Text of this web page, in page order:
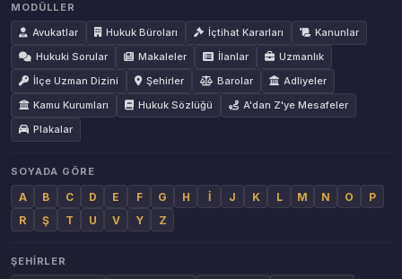
MODÜLLER
Avukatlar
Hukuk Büroları İçtihat Kararları
Kanunlar
Hukuki Sorular
Makaleler İlanlar
Uzmanlık
İlçe Uzman Dizini
Şehirler Barolar
Adliyeler
Kamu Kurumları
Hukuk Sözlüğü
A'dan Z'ye Mesafeler
Plakalar
SOYADA GÖRE
A B C D E F G H İ J K L M N O
P
R
Ş T U V Y Z
ŞEHIRLER